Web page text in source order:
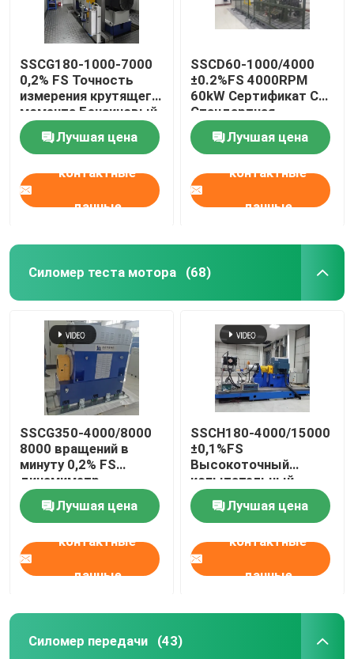
SSCG180-1000-7000
0,2% FS Точность
измерения крутящего
момента Бензиновый
двигатель
Производительность
Электрический
динамометр
Испытательная
скамейка
Лучшая цена
контактные
данные
SSCD60-1000/4000
±0.2%FS 4000RPM
60kW Сертификат CE
Стандартная
высокоточная
электрическая
динамометрная
испытательная
скамейка для
дизельных
Лучшая цена
контактные
данные
Силомер теста мотора (68)
SSCG350-4000/8000
8000 вращений в
минуту 0,2% FS
динамиметр
переменного тока,
используемый для
высокоскоростного
двигателя
автомобиля
Лучшая цена
контактные
данные
SSCH180-4000/15000
±0,1%FS
Высокоточный
испытательный
стенд для
асинхронных
электродвигателей
переменного тока для
новых источников
энергии
Лучшая цена
контактные
данные
Силомер передачи (43)